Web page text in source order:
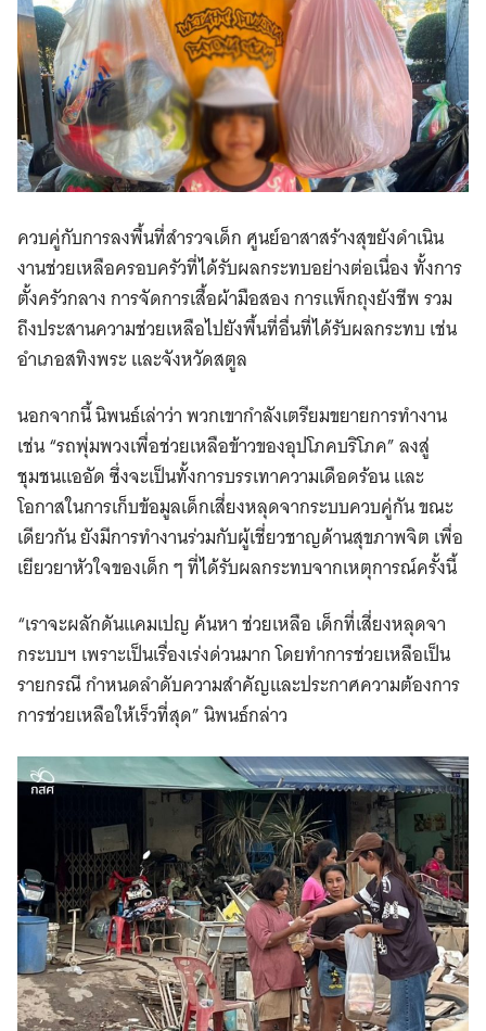
ควบคู่กับการลงพื้นที่สำรวจเด็ก ศูนย์อาสาสร้างสุขยังดำเนิน
งานช่วยเหลือครอบครัวที่ได้รับผลกระทบอย่างต่อเนื่อง ทั้งการ
ตั้งครัวกลาง การจัดการเสื้อผ้ามือสอง การแพ็กถุงยังชีพ รวม
ถึงประสานความช่วยเหลือไปยังพื้นที่อื่นที่ได้รับผลกระทบ เช่น
อำเภอสทิงพระ และจังหวัดสตูล
นอกจากนี้ นิพนธ์เล่าว่า พวกเขากำลังเตรียมขยายการทำงาน
เช่น “รถพุ่มพวงเพื่อช่วยเหลือข้าวของอุปโภคบริโภค” ลงสู่
ชุมชนแออัด ซึ่งจะเป็นทั้งการบรรเทาความเดือดร้อน และ
โอกาสในการเก็บข้อมูลเด็กเสี่ยงหลุดจากระบบควบคู่กัน ขณะ
เดียวกัน ยังมีการทำงานร่วมกับผู้เชี่ยวชาญด้านสุขภาพจิต เพื่อ
เยียวยาหัวใจของเด็ก ๆ ที่ได้รับผลกระทบจากเหตุการณ์ครั้งนี้
“เราจะผลักดันแคมเปญ ค้นหา ช่วยเหลือ เด็กที่เสี่ยงหลุดจา
กระบบฯ เพราะเป็นเรื่องเร่งด่วนมาก โดยทำการช่วยเหลือเป็น
รายกรณี กำหนดลำดับความสำคัญและประกาศความต้องการ
การช่วยเหลือให้เร็วที่สุด” นิพนธ์กล่าว